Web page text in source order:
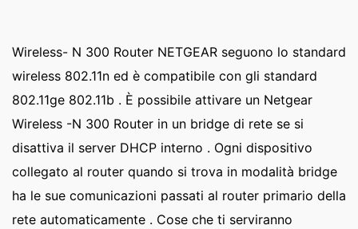
Wireless- N 300 Router NETGEAR seguono lo standard
wireless 802.11n ed è compatibile con gli standard
802.11ge 802.11b . È possibile attivare un Netgear
Wireless -N 300 Router in un bridge di rete se si
disattiva il server DHCP interno . Ogni dispositivo
collegato al router quando si trova in modalità bridge
ha le sue comunicazioni passati al router primario della
rete automaticamente . Cose che ti serviranno